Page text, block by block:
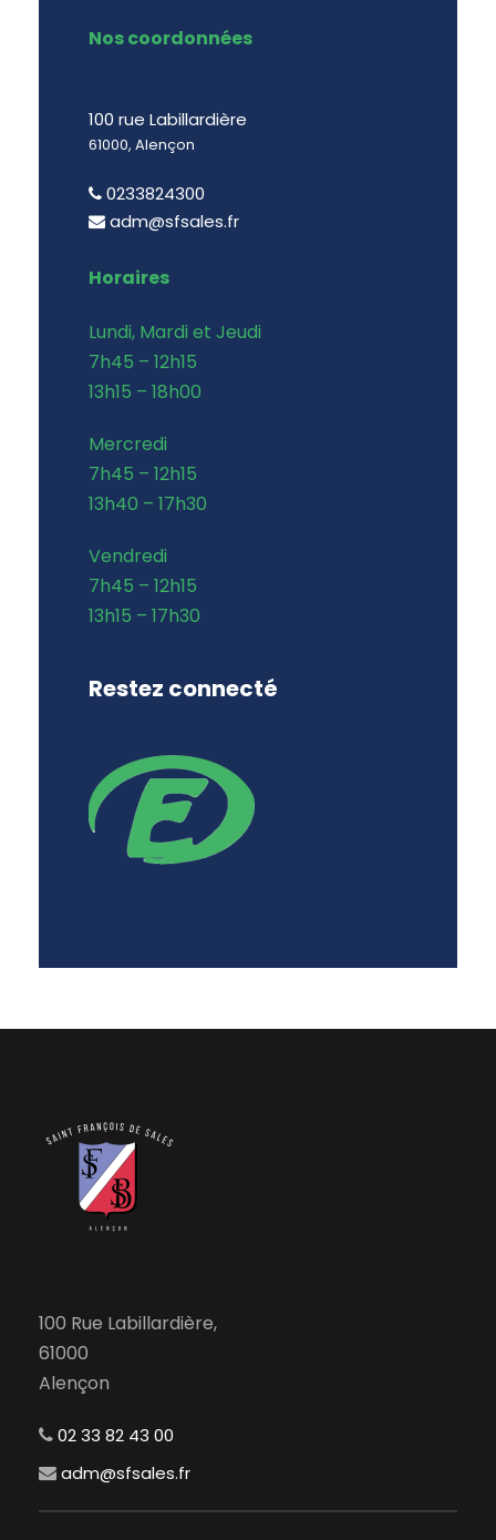
Nos coordonnées
100 rue Labillardière
61000, Alençon
0233824300
adm@sfsales.fr
Horaires
Lundi, Mardi et Jeudi
7h45 – 12h15
13h15 – 18h00
Mercredi
7h45 – 12h15
13h40 – 17h30
Vendredi
7h45 – 12h15
13h15 – 17h30
Restez connecté
100 Rue Labillardière,
61000
Alençon
02 33 82 43 00
adm@sfsales.fr